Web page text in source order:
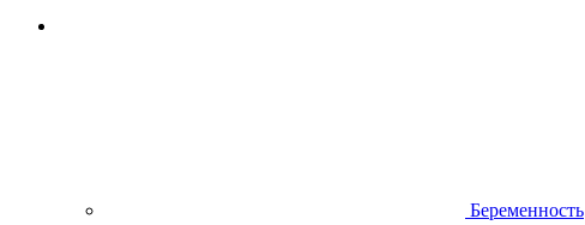
Беременность